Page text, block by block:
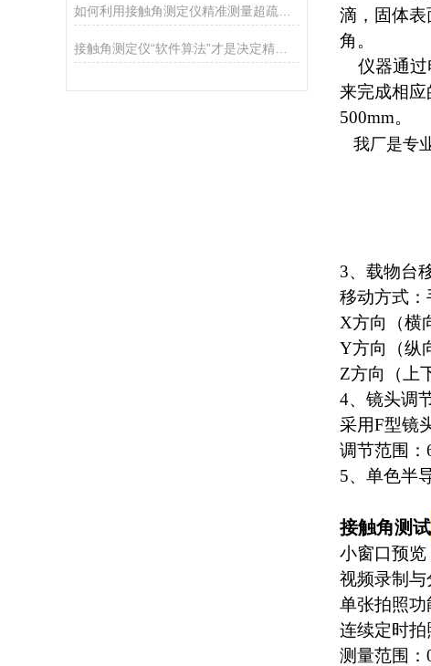
如何利用接触角测定仪精准测量超疏水材料（>150°）
接触角测定仪“软件算法”才是决定精度的灵魂
滴，固体
角。
仪器通过
来完成相应
500mm。
我厂是专
3、载物台
移动方式
X方向（横
Y方向（纵
Z方向（上
4、镜头调
采用F型镜
调节范围：
5、单色半
接触角测
小窗口预览
视频录制
单张拍照功
连续定时
测量范围：